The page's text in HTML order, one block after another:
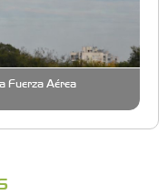
Fuerza Aérea